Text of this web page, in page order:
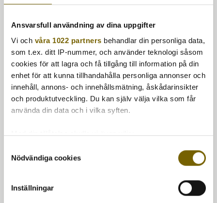
Ansvarsfull användning av dina uppgifter
Vi och våra 1022 partners behandlar din personliga data,
som t.ex. ditt IP-nummer, och använder teknologi såsom
cookies för att lagra och få tillgång till information på din
enhet för att kunna tillhandahålla personliga annonser och
innehåll, annons- och innehållsmätning, åskådarinsikter
och produktutveckling. Du kan själv välja vilka som får
använda din data och i vilka syften.
Med din tillåtelse skulle vi även vilja:
som kan ha en noggrannhet på upp till flera meter
Ta reda på mer om hur dina personliga uppgifter
Nödvändiga cookies
Inställningar
Skydd mot fukt och sprickor : Förhindrar
sprickbildning och skyddar träet mot vatten och
fuktinträngning.
Motverkar alger och mögel: Håller träet fräscht
genom att förhindra tillväxt av alger, svamp och
mögel.
Lämplig för alla utomhusträytor: Perfekt för
träslag som teak, mahogny och andra behandlade eller
obehandlade träytor.
1-litersburken för penselapplicering eller 500 ml